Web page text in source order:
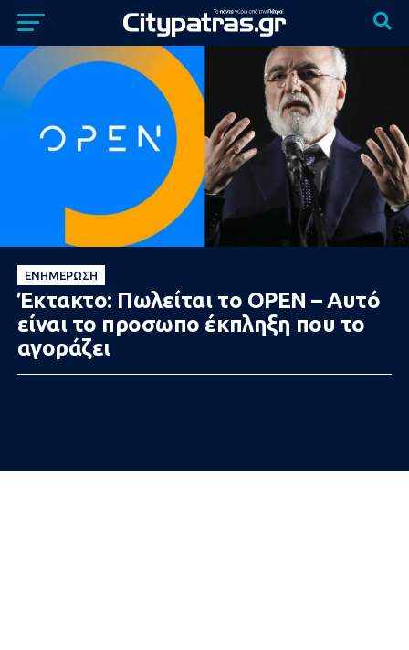
ΕΝΗΜΈΡΩΣΗ
Έκτακτο: Πωλείται το OPEN – Αυτό
είναι το προσωπο έκπληξη που το
αγοράζει